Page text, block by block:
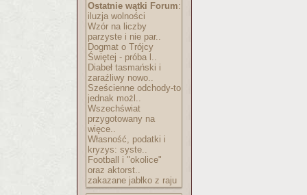
Ostatnie wątki Forum:
iluzja wolności
Wzór na liczby
parzyste i nie par..
Dogmat o Trójcy
Świętej - próba l..
Diabeł tasmański i
zaraźliwy nowo..
Sześcienne odchody-to
jednak możl..
Wszechświat
przygotowany na
więce..
Własność, podatki i
kryzys: syste..
Football i "okolice"
oraz aktorst..
zakazane jabłko z raju